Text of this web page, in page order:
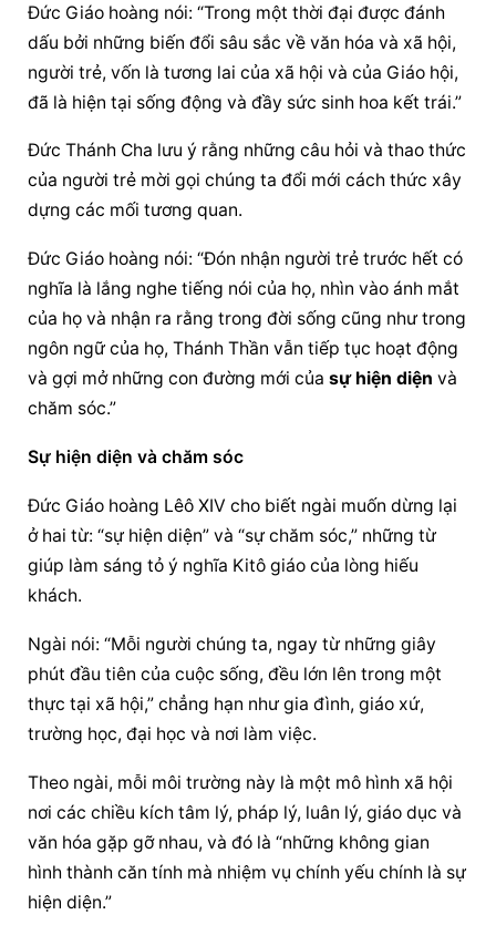
Đức Giáo hoàng nói: “Trong một thời đại được đánh
dấu bởi những biến đổi sâu sắc về văn hóa và xã hội,
người trẻ, vốn là tương lai của xã hội và của Giáo hội,
đã là hiện tại sống động và đầy sức sinh hoa kết trái.”
Đức Thánh Cha lưu ý rằng những câu hỏi và thao thức
của người trẻ mời gọi chúng ta đổi mới cách thức xây
dựng các mối tương quan.
Đức Giáo hoàng nói: “Đón nhận người trẻ trước hết có
nghĩa là lắng nghe tiếng nói của họ, nhìn vào ánh mắt
của họ và nhận ra rằng trong đời sống cũng như trong
ngôn ngữ của họ, Thánh Thần vẫn tiếp tục hoạt động
và gợi mở những con đường mới của sự hiện diện và
chăm sóc.”
Sự hiện diện và chăm sóc
Đức Giáo hoàng Lêô XIV cho biết ngài muốn dừng lại
ở hai từ: “sự hiện diện” và “sự chăm sóc,” những từ
giúp làm sáng tỏ ý nghĩa Kitô giáo của lòng hiếu
khách.
Ngài nói: “Mỗi người chúng ta, ngay từ những giây
phút đầu tiên của cuộc sống, đều lớn lên trong một
thực tại xã hội,” chẳng hạn như gia đình, giáo xứ,
trường học, đại học và nơi làm việc.
Theo ngài, mỗi môi trường này là một mô hình xã hội
nơi các chiều kích tâm lý, pháp lý, luân lý, giáo dục và
văn hóa gặp gỡ nhau, và đó là “những không gian
hình thành căn tính mà nhiệm vụ chính yếu chính là sự
hiện diện.”